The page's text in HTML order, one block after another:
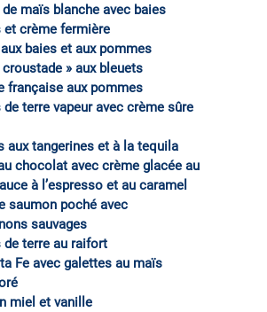
maïs blanche avec baies
et crème fermière
baies et aux pommes
croustade » aux bleuets
française aux pommes
de terre vapeur avec crème sûre
aux tangerines et à la tequila
chocolat avec crème glacée au
à l’espresso et au caramel
saumon poché avec
sauvages
de terre au raifort
Fe avec galettes au maïs
miel et vanille